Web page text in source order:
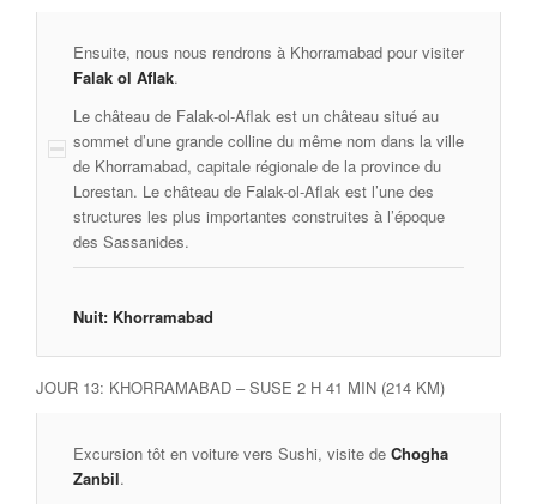
Ensuite, nous nous rendrons à Khorramabad pour visiter
Falak ol Aflak.
Le château de Falak-ol-Aflak est un château situé au
sommet d’une grande colline du même nom dans la ville
de Khorramabad, capitale régionale de la province du
Lorestan. Le château de Falak-ol-Aflak est l’une des
structures les plus importantes construites à l’époque
des Sassanides.
Nuit: Khorramabad
JOUR 13: KHORRAMABAD – SUSE 2 H 41 MIN (214 KM)
Excursion tôt en voiture vers Sushi, visite de Chogha
Zanbil.